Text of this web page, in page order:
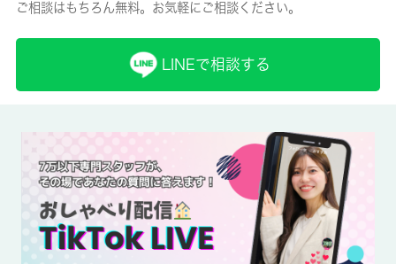
保険名/保険期間
SBI日本少額短期保険(月額800円)/-
賃貸区分/契約期間
定期借家権/2年
ご相談はもちろん無料。お気軽にご相談ください。
LINEで相談する